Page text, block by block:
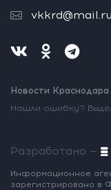
vkkrd@mail.ru
Новости
Нашли ошибку?
Разработано —
Информационное
зарегистрировано в